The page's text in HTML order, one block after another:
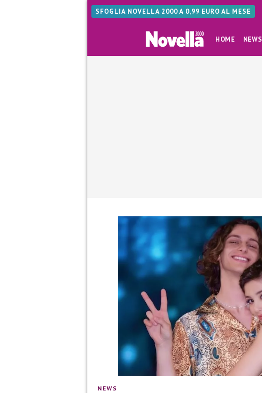
SFOGLIA NOVELLA 2000 A 0,99 EURO AL MESE
HOME NEWS
NEWS